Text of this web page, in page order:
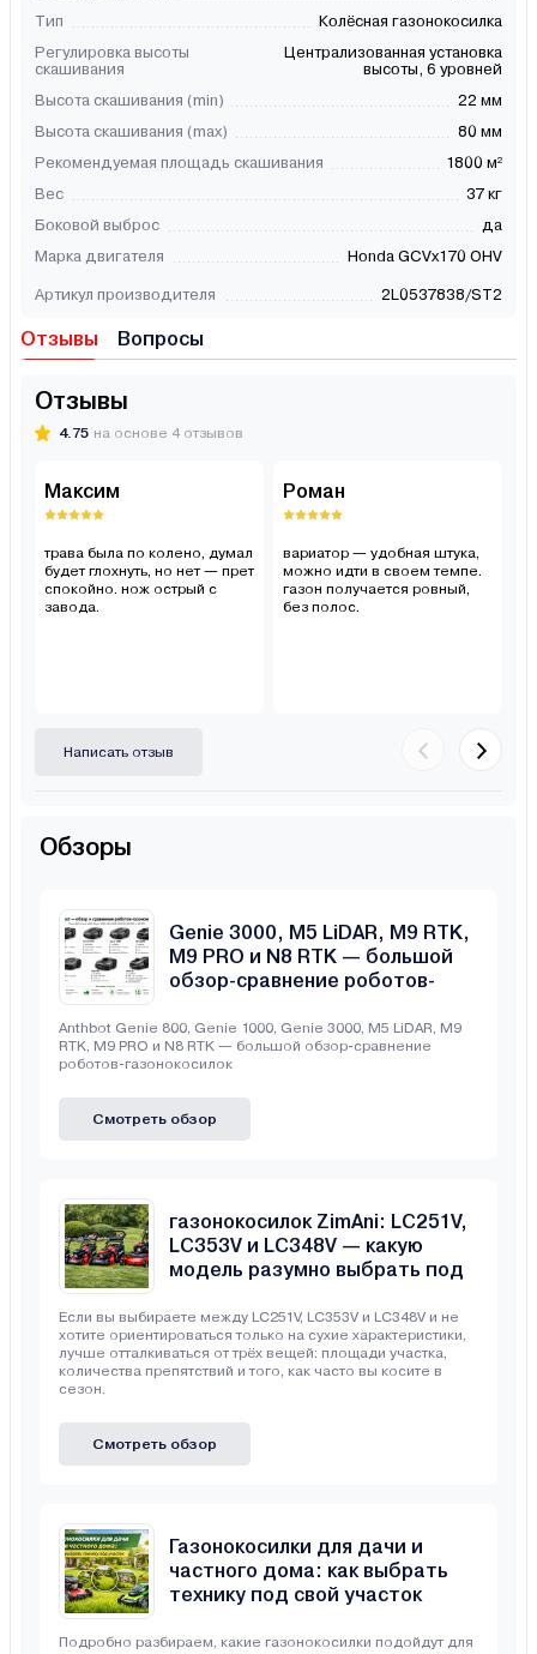
Тип
Колёсная газонокосилка
Регулировка высоты
скашивания
Централизованная установка
выcоты, 6 уровней
Высота скашивания (min)
22 мм
Высота скашивания (max)
80 мм
Рекомендуемая площадь скашивания
1800 м²
Вес
37 кг
Боковой выброс
да
Марка двигателя
Honda GCVx170 OHV
Артикул производителя 2L0537838/ST2
Отзывы Вопросы
Отзывы
4.75 на основе 4 отзывов
Максим
трава была по колено, думал
будет глохнуть, но нет — прет
спокойно. нож острый с
завода.
Роман
вариатор — удобная штука,
можно идти в своем темпе.
газон получается ровный,
без полос.
Написать отзыв
Обзоры
Genie 3000, M5 LiDAR, M9 RTK,
M9 PRO и N8 RTK — большой
обзор-сравнение роботов-
Anthbot Genie 800, Genie 1000, Genie 3000, M5 LiDAR, M9
RTK, M9 PRO и N8 RTK — большой обзор-сравнение
роботов-газонокосилок
Смотреть обзор
газонокосилок ZimAni: LC251V,
LC353V и LC348V — какую
модель разумно выбрать под
Если вы выбираете между LC251V, LC353V и LC348V и не
хотите ориентироваться только на сухие характеристики,
лучше отталкиваться от трёх вещей: площади участка,
количества препятствий и того, как часто вы косите в
сезон.
Смотреть обзор
Газонокосилки для дачи и
частного дома: как выбрать
технику под свой участок
Подробно разбираем, какие газонокосилки подойдут для